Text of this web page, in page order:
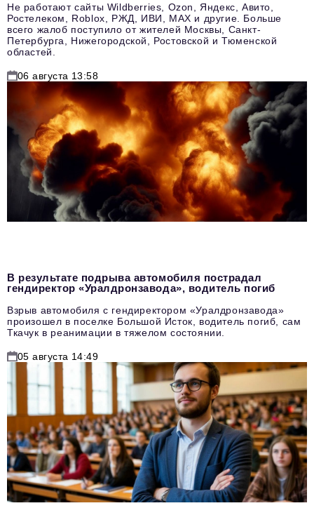
Не работают сайты Wildberries, Ozon, Яндекс, Авито,
Ростелеком, Roblox, РЖД, ИВИ, MAX и другие. Больше
всего жалоб поступило от жителей Москвы, Санкт-
Петербурга, Нижегородской, Ростовской и Тюменской
областей.
06 августа 13:58
В результате подрыва автомобиля пострадал
гендиректор «Уралдронзавода», водитель погиб
Взрыв автомобиля с гендиректором «Уралдронзавода»
произошел в поселке Большой Исток, водитель погиб, сам
Ткачук в реанимации в тяжелом состоянии.
05 августа 14:49